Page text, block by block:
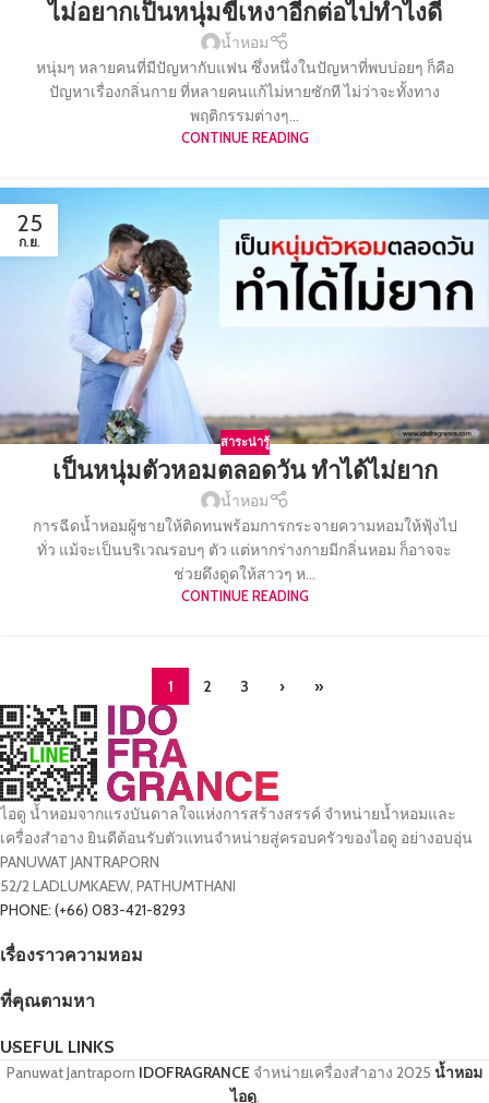
ไม่อยากเป็นหนุ่มขี้เหงาอีกต่อไปทำไงดี
น้ำหอม
หนุ่มๆ หลายคนที่มีปัญหากับแฟน ซึ่งหนึ่งในปัญหาที่พบบ่อยๆ ก็คือ
ปัญหาเรื่องกลิ่นกาย ที่หลายคนแก้ไม่หายซักที ไม่ว่าจะทั้งทาง
พฤติกรรมต่างๆ...
CONTINUE READING
25
ก.ย.
สาระน่ารู้
เป็นหนุ่มตัวหอมตลอดวัน ทำได้ไม่ยาก
น้ำหอม
การฉีดน้ำหอมผู้ชายให้ติดทนพร้อมการกระจายความหอมให้ฟุ้งไป
ทั่ว แม้จะเป็นบริเวณรอบๆ ตัว แต่หากร่างกายมีกลิ่นหอม ก็อาจจะ
ช่วยดึงดูดให้สาวๆ ห...
CONTINUE READING
1 2 3 › »
ไอดู น้ำหอมจากแรงบันดาลใจแห่งการสร้างสรรค์ จำหน่ายน้ำหอมและ
เครื่องสำอาง ยินดีต้อนรับตัวแทนจำหน่ายสู่ครอบครัวของไอดู อย่างอบอุ่น
PANUWAT JANTRAPORN
52/2 LADLUMKAEW, PATHUMTHANI
PHONE: (+66) 083-421-8293
เรื่องราวความหอม
ที่คุณตามหา
USEFUL LINKS
Panuwat Jantraporn IDOFRAGRANCE จำหน่ายเครื่องสำอาง 2025 น้ำหอม
ไอดู.